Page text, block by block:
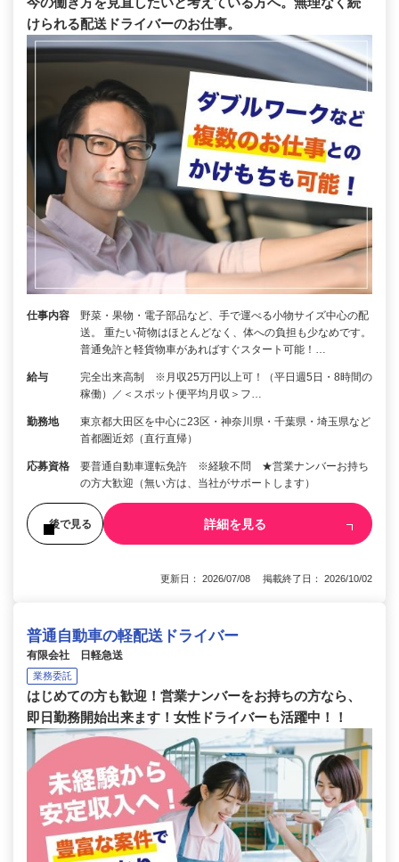
けられる配送ドライバーのお仕事。
仕事内容
野菜・果物・電子部品など、手で運べる小物サイズ中心の配
送。 重たい荷物はほとんどなく、体への負担も少なめです。
普通免許と軽貨物車があればすぐスタート可能！…
給与
完全出来高制 ※月収25万円以上可！（平日週5日・8時間の
稼働）／＜スポット便平均月収＞フ…
勤務地
東京都大田区を中心に23区・神奈川県・千葉県・埼玉県など
首都圏近郊（直行直帰）
応募資格
要普通自動車運転免許 ※経験不問 ★営業ナンバーお持ち
の方大歓迎（無い方は、当社がサポートします）
後で見る 詳細を見る
更新日： 2026/07/08 掲載終了日： 2026/10/02
普通自動車の軽配送ドライバー
有限会社 日軽急送
業務委託
はじめての方も歓迎！営業ナンバーをお持ちの方なら、
即日勤務開始出来ます！女性ドライバーも活躍中！！